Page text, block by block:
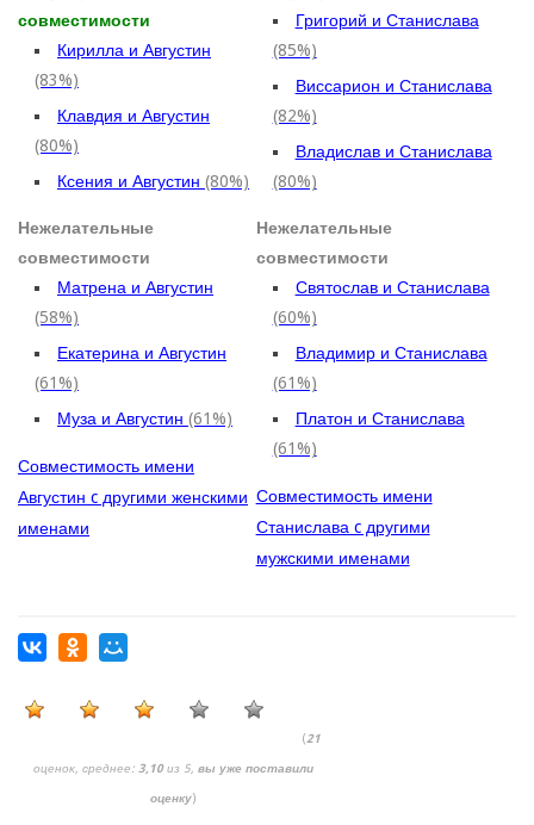
совместимости
Кирилла и Августин
(83%)
Клавдия и Августин
(80%)
Ксения и Августин (80%)
Нежелательные
совместимости
Матрена и Августин
(58%)
Екатерина и Августин
(61%)
Муза и Августин (61%)
Совместимость имени
Августин c другими женскими
именами
Григорий и Станислава
(85%)
Виссарион и Станислава
(82%)
Владислав и Станислава
(80%)
Нежелательные
совместимости
Святослав и Станислава
(60%)
Владимир и Станислава
(61%)
Платон и Станислава
(61%)
Совместимость имени
Станислава c другими
мужскими именами
(21
оценок, среднее: 3,10из 5, вы уже поставили
оценку)